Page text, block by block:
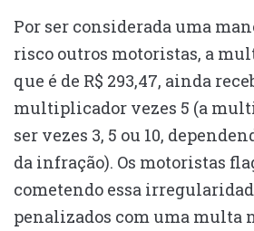
Por ser considerada uma
risco outros motoristas, a
que é de R$ 293,47, ainda
multiplicador vezes 5 (a
ser vezes 3, 5 ou 10,
da infração). Os motoristas
cometendo essa
penalizados com uma multa